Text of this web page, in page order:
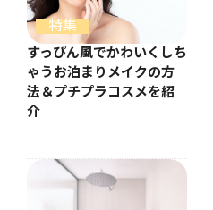
特集
すっぴん風でかわいくしち
ゃうお泊まりメイクの方
法＆プチプラコスメを紹
介